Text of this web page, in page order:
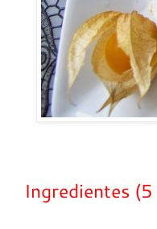
Ingredientes